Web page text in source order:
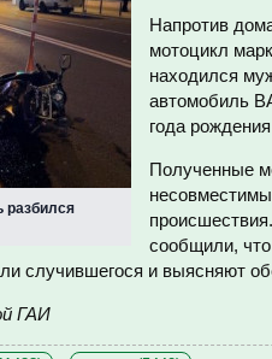
разбился
Напротив
мотоцикл
находился
автомобиль
года
Полученные
сообщили,
случившегося и выясняют
ГАИ